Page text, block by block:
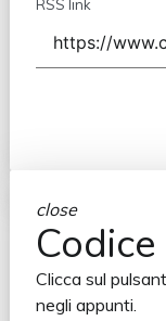
RSS link
close
Codice
Clicca sul
negli appunti.